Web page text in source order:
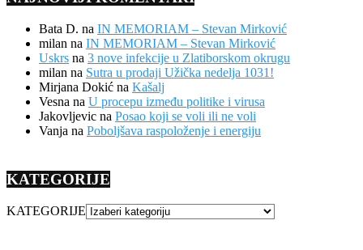
Bata D. na IN MEMORIAM – Stevan Mirković
milan na IN MEMORIAM – Stevan Mirković
Uskrs na 3 nove infekcije u Zlatiborskom okrugu
milan na Sutra u prodaji Užička nedelja 1031!
Mirjana Dokić na Kašalj
Vesna na U procepu između politike i virusa
Jakovljevic na Posao koji se voli ili ne voli
Vanja na Poboljšava raspoloženje i energiju
KATEGORIJE
KATEGORIJE